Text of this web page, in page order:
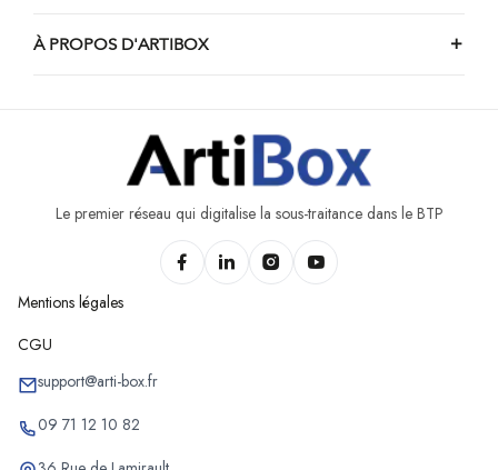
À PROPOS D'ARTIBOX
Le premier réseau qui digitalise la sous-traitance dans le BTP
Mentions légales
CGU
support@arti-box.fr
09 71 12 10 82